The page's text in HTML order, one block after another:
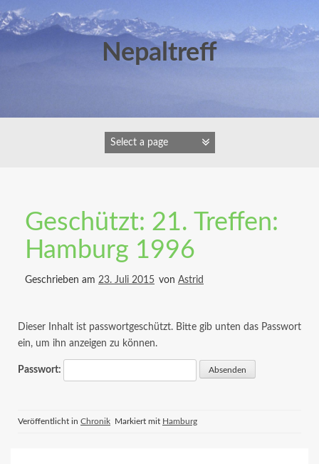
Inhalt
springen
Nepaltreff
Geschützt: 21. Treffen:
Hamburg 1996
Geschrieben am 23. Juli 2015 von Astrid
Dieser Inhalt ist passwortgeschützt. Bitte gib unten das Passwort
ein, um ihn anzeigen zu können.
Passwort:
Veröffentlicht in Chronik Markiert mit Hamburg